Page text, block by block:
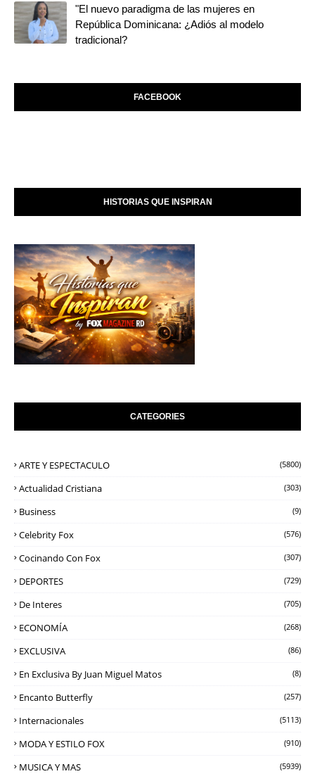
"El nuevo paradigma de las mujeres en
República Dominicana: ¿Adiós al modelo
tradicional?
FACEBOOK
HISTORIAS QUE INSPIRAN
CATEGORIES
ARTE Y ESPECTACULO (5800)
Actualidad Cristiana (303)
Business (9)
Celebrity Fox (576)
Cocinando Con Fox (307)
DEPORTES (729)
De Interes (705)
ECONOMÍA (268)
EXCLUSIVA (86)
En Exclusiva By Juan Miguel Matos (8)
Encanto Butterfly (257)
Internacionales (5113)
MODA Y ESTILO FOX (910)
MUSICA Y MAS (5939)